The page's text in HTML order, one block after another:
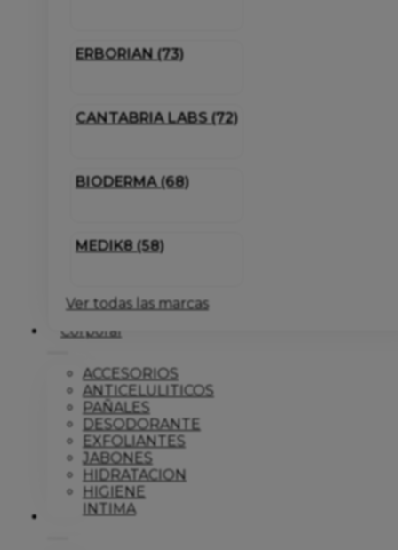
ERBORIAN (73)
CANTABRIA LABS (72)
BIODERMA (68)
MEDIK8 (58)
Ver todas las marcas
Corporal
ACCESORIOS
ANTICELULITICOS
PAÑALES
DESODORANTE
EXFOLIANTES
JABONES
HIDRATACION
HIGIENE
INTIMA
Dermo